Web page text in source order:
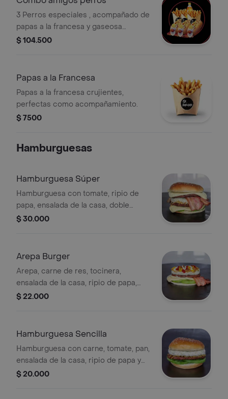
3 Perros especiales , acompañado de
papas a la francesa y gaseosa
postobón 1 lt
$ 104.500
Papas a la Francesa
Papas a la francesa crujientes,
perfectas como acompañamiento.
$ 7500
Hamburguesas
Hamburguesa Súper
Hamburguesa con tomate, ripio de
papa, ensalada de la casa, doble
tocineta, doble queso, doble carne y
$ 30.000
Arepa Burger
Arepa, carne de res, tocinera,
ensalada de la casa, ripio de papa,
queso y salsas a elegir.
$ 22.000
Hamburguesa Sencilla
Hamburguesa con carne, tomate, pan,
ensalada de la casa, ripio de papa y
salsas a elección.
$ 20.000